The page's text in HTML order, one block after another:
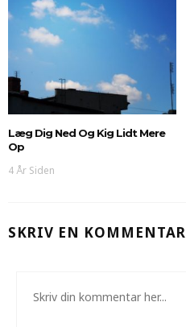
Læg Dig Ned Og Kig Lidt Mere
Op
4 År Siden
SKRIV EN KOMMENTAR